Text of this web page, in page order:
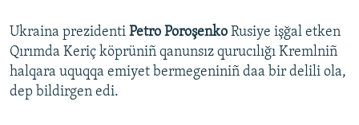
Ukraina prezidenti Petro Poroşenko Rusiye işğal etken
Qırımda Keriç köprüniñ qanunsız qurucılığı Kremlniñ
halqara uquqqa emiyet bermegeniniñ daa bir delili ola,
dep bildirgen edi.